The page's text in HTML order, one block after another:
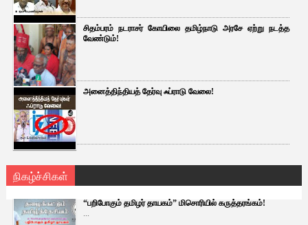
சிதம்பரம் நடராசர் கோயிலை தமிழ்நாடு அரசே ஏற்று நடத்த
வேண்டும்!
அனைத்திந்தியத் தேர்வு ஃப்ராடு வேலை!
நிகழ்ச்சிகள்
“பறிபோகும் தமிழர் தாயகம்” மிசொரியில் கருத்தரங்கம்!
...